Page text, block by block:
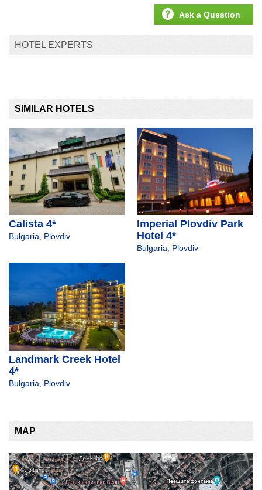
Ask a Question
HOTEL EXPERTS
SIMILAR HOTELS
Calista 4*
Bulgaria, Plovdiv
Imperial Plovdiv Park
Hotel 4*
Bulgaria, Plovdiv
Landmark Creek Hotel
4*
Bulgaria Plovdiv
MAP